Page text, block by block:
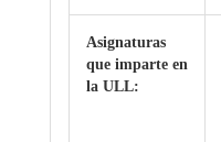
Asignaturas
que imparte en
la ULL: